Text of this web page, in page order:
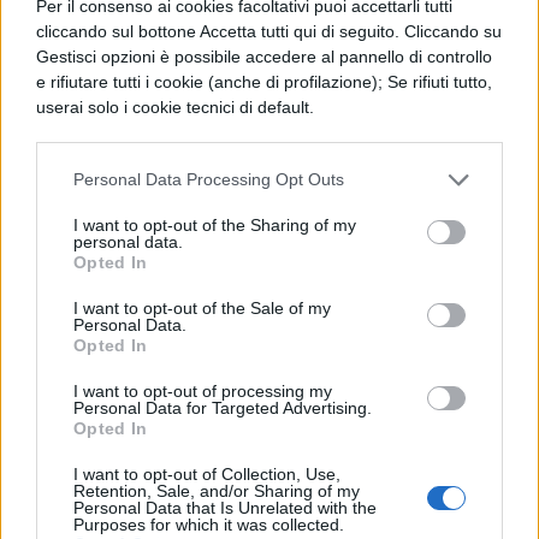
Per il consenso ai cookies facoltativi puoi accettarli tutti
cliccando sul bottone Accetta tutti qui di seguito. Cliccando su
Gestisci opzioni è possibile accedere al pannello di controllo
e rifiutare tutti i cookie (anche di profilazione); Se rifiuti tutto,
userai solo i cookie tecnici di default.
Personal Data Processing Opt Outs
I want to opt-out of the Sharing of my
personal data.
Opted In
I want to opt-out of the Sale of my
Personal Data.
Opted In
I want to opt-out of processing my
Personal Data for Targeted Advertising.
Opted In
I want to opt-out of Collection, Use,
Retention, Sale, and/or Sharing of my
Personal Data that Is Unrelated with the
Purposes for which it was collected.
Virtua Fighterche per quanto innovativo
poteva essere, non poteva vantare la stessa
giocabilità e immediatezza del picchiaduro
di casa Capcom, ma è soprattutto con la
serieKing of Fighter(il primo capitolo uscì
perde molti dei suoi aficionados.
King of
Fighter 94introduce novità rilevanti in un
picchiaduro 2D, lo scontro tra team formati
da 3 lottatori, la possibilità di ricaricare con
i tasti la propria barra del Super, delle super
mosse spettacolari, la possibilità di schivare
i colpi, e soprattutto una serie di personaggi
tutti ottimamente caratterizzati, a tutto
questo aggiungiamoci una grafica con
delle animazioni davvero sbalorditive per
l’epoca. Con tutti questi ingredienti la SNK
riesce ad attirare verso di se molto pubblico
di SF, e facentro dove Street Fighter aveva